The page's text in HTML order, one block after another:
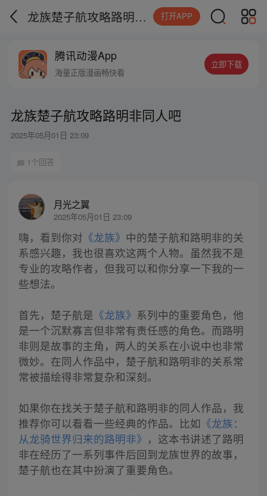
龙族楚子航攻略路明非同人吧 打开APP
腾讯动漫App
海量正版漫画畅快看
立即下载
龙族楚子航攻略路明非同人吧
2025年05月01日 23:09
1个回答
月光之翼
2025年05月01日 23:09
嗨，看到你对 《龙族》 中的楚子航和路明非的关
系感兴趣，我也很喜欢这两个人物。虽然我不是
专业的攻略作者，但我可以和你分享一下我的一
些想法。
首先，楚子航是 《龙族》 系列中的重要角色，他
是一个沉默寡言但非常有责任感的角色。而路明
非则是故事的主角，两人的关系在小说中也非常
微妙。在同人作品中，楚子航和路明非的关系常
常被描绘得非常复杂和深刻。
如果你在找关于楚子航和路明非的同人作品，我
推荐你可以看看一些经典的作品。比如 《龙族：
从龙骑世界归来的路明非》 ，这本书讲述了路明
非在经历了一系列事件后回到龙族世界的故事，
楚子航也在其中扮演了重要角色。